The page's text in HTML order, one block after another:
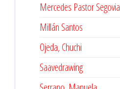
Mercedes Pastor Segovia
Millán Santos
Ojeda, Chuchi
Saavedrawing